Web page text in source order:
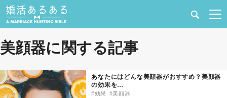
健康
恋愛の悩み
美顔器に関する記事
あなたにはどんな美顔器がおすすめ？美顔器
の効果を…
効果 美顔器